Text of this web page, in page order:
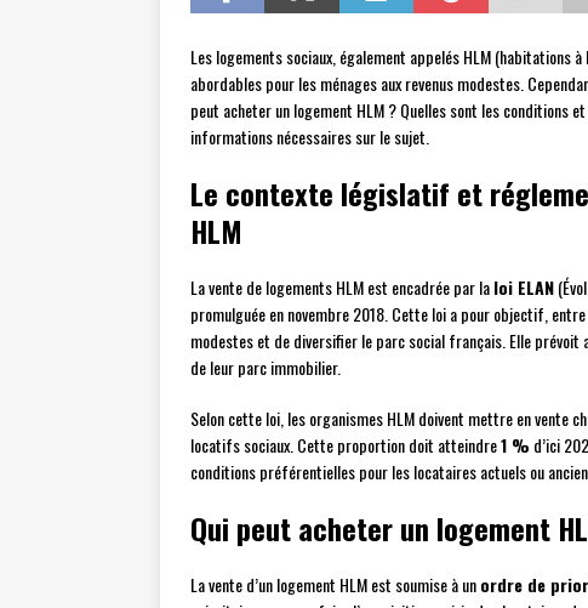
Les logements sociaux, également appelés HLM (habitations
abordables pour les ménages aux revenus modestes.
peut acheter un logement HLM ? Quelles sont les conditions
informations nécessaires sur le sujet.
Le contexte législatif et
HLM
La vente de logements HLM est encadrée par laloi ELAN
promulguée en novembre 2018. Cette loi a pour objectif,
modestes et de diversifier le parc social français. Elle
de leur parc immobilier.
Selon cette loi, les organismes HLM doivent mettre en vente
locatifs sociaux. Cette proportion doit atteindre1 % d’ici
conditions préférentielles pour les locataires actuels ou
Qui peut acheter un logement
La vente d’un logement HLM est soumise à unordre de